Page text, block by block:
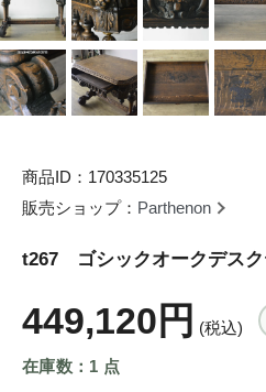
商品ID：170335125
販売ショップ： Parthenon
t267 ゴシックオークデスク
449,120円 (税込)
在庫数：1 点